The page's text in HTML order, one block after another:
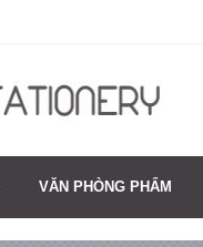
VĂN PHÒNG PHẨM